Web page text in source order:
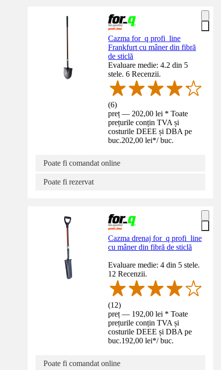
Cazma for_q profi_line
Frankfurt cu mâner din fibră
de sticlă
Evaluare medie: 4.2 din 5
stele. 6 Recenzii.
(6)
preț — 202,00 lei * Toate
prețurile conțin TVA și
costurile DEEE și DBA pe
buc.202,00 lei*/ buc.
Poate fi comandat online
Poate fi rezervat
Cazma drenaj for_q profi_line
cu mâner din fibră de sticlă
Evaluare medie: 4 din 5 stele.
12 Recenzii.
(12)
preț — 192,00 lei * Toate
prețurile conțin TVA și
costurile DEEE și DBA pe
buc.192,00 lei*/ buc.
Poate fi comandat online